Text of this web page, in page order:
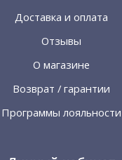
Доставка и оплата
Отзывы
О магазине
Возврат / гарантии
Программы лояльности